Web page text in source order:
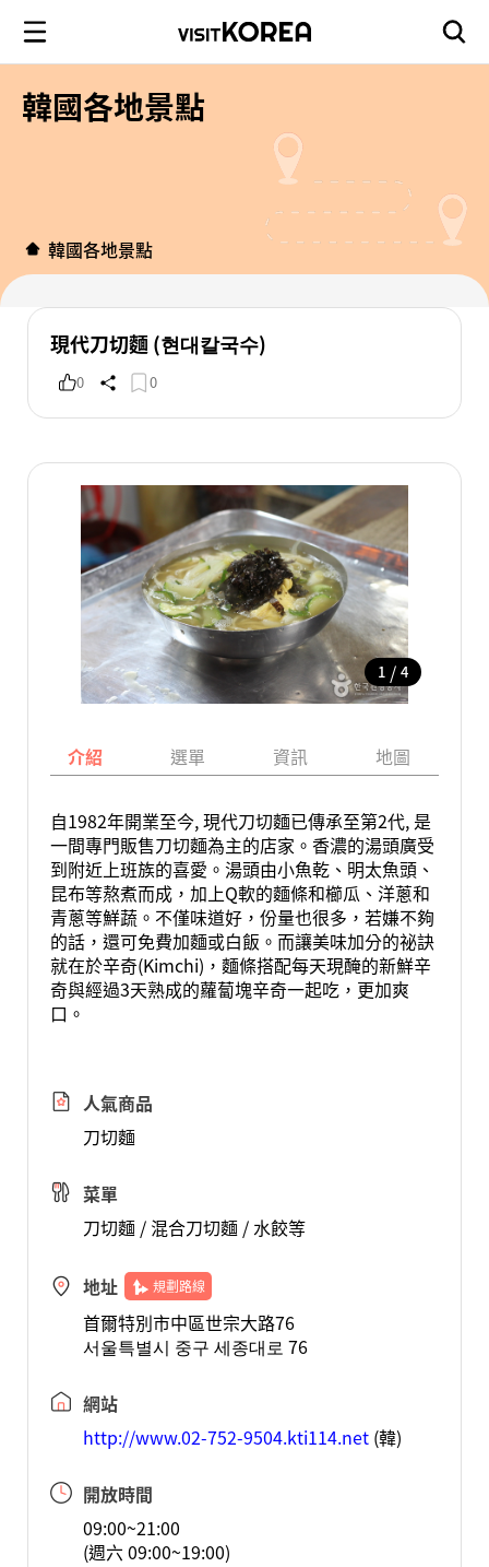
韓國各地景點
韓國各地景點
現代刀切麵 (현대칼국수)
0 0
1 / 4
介紹 選單 資訊 地圖
自1982年開業至今, 現代刀切麵已傳承至第2代, 是
一間專門販售刀切麵為主的店家。香濃的湯頭廣受
到附近上班族的喜愛。湯頭由小魚乾、明太魚頭、
昆布等熬煮而成，加上Q軟的麵條和櫛瓜、洋蔥和
青蔥等鮮蔬。不僅味道好，份量也很多，若嫌不夠
的話，還可免費加麵或白飯。而讓美味加分的祕訣
就在於辛奇(Kimchi)，麵條搭配每天現醃的新鮮辛
奇與經過3天熟成的蘿蔔塊辛奇一起吃，更加爽
口。
人氣商品
刀切麵
菜單
刀切麵 / 混合刀切麵 / 水餃等
地址 規劃路線
首爾特別市中區世宗大路76
서울특별시 중구 세종대로 76
網站
http://www.02-752-9504.kti114.net(韓)
開放時間
09:00~21:00
(週六 09:00~19:00)